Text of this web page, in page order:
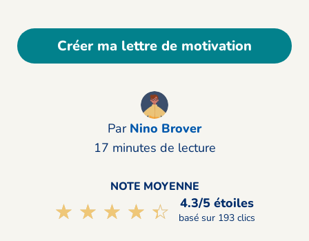
Créer ma lettre de motivation
Par Nino Brover
17 minutes de lecture
NOTE MOYENNE
☆☆☆☆☆
★★★★★ 4.3/5 étoiles
basé sur 193 clics